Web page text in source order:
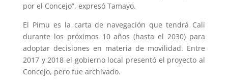
por el Concejo”, expresó Tamayo.
El Pimu es la carta de navegación que tendrá Cali
durante los próximos 10 años (hasta el 2030) para
adoptar decisiones en materia de movilidad. Entre
2017 y 2018 el gobierno local presentó el proyecto al
Concejo, pero fue archivado.